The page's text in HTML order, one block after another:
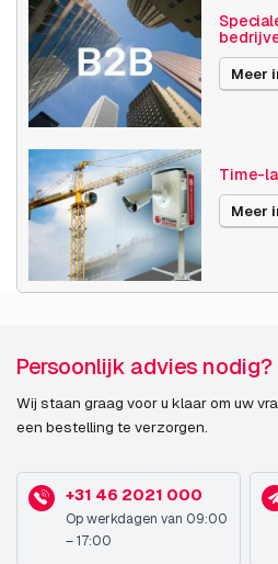
Meer
Time-
Meer
Persoonlijk advies nodig?
Wij staan graag voor u klaar om uw
een bestelling te verzorgen.
+31 46 2021 000
Op werkdagen van 09:00
– 17:00